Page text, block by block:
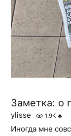
Заметка: о
ylisse 1.9K 🔥
Иногда мне